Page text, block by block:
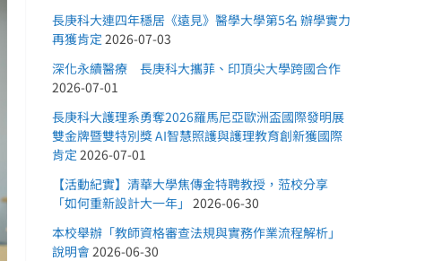
長庚科大連四年穩居《遠見》醫學大學第5名 辦學實力
再獲肯定 2026-07-03
深化永續醫療 長庚科大攜菲、印頂尖大學跨國合作
2026-07-01
長庚科大護理系勇奪2026羅馬尼亞歐洲盃國際發明展
雙金牌暨雙特別獎 AI智慧照護與護理教育創新獲國際
肯定 2026-07-01
【活動紀實】清華大學焦傳金特聘教授，蒞校分享
「如何重新設計大一年」 2026-06-30
本校舉辦「教師資格審查法規與實務作業流程解析」
說明會2026-06-30